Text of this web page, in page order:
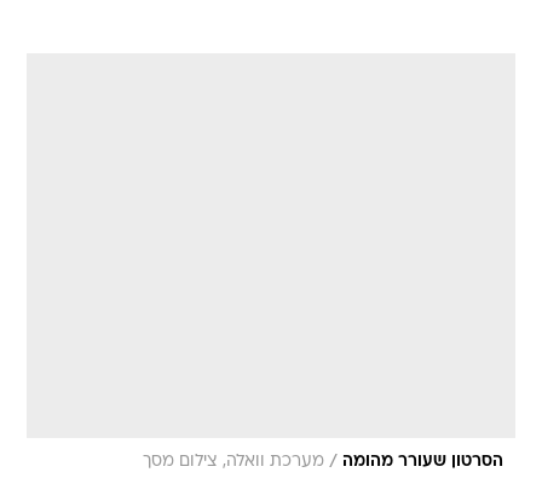
הסרטון שעורר מהומה / מערכת וואלה, צילום מסך